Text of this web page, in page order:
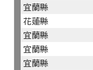
宜蘭縣
花蓮縣
宜蘭縣
宜蘭縣
宜蘭縣